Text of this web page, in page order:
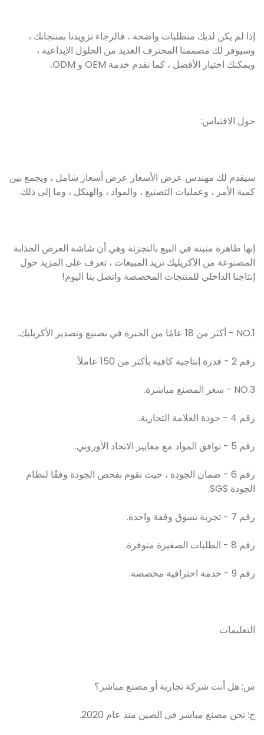
إذا لم يكن لديك متطلبات واضحة ، فالرجاء تزويدنا بمنتجاتك ،
وسيوفر لك مصممنا المحترف العديد من الحلول الإبداعية ،
ويمكنك اختيار الأفضل ، كما نقدم خدمة OEM و ODM.
حول الاقتباس:
سيقدم لك مهندس عرض الأسعار عرض أسعار شامل ، ويجمع بين
كمية الأمر ، وعمليات التصنيع ، والمواد ، والهيكل ، وما إلى ذلك.
إنها ظاهرة مثبتة في البيع بالتجزئة وهي أن شاشة العرض الجذابة
المصنوعة من الأكريليك تزيد المبيعات ، تعرف على المزيد حول
إنتاجنا الداخلي للمنتجات المخصصة واتصل بنا اليوم!
NO.1 - أكثر من 18 عامًا من الخبرة في تصنيع وتصدير الأكريليك.
رقم 2 - قدرة إنتاجية كافية بأكثر من 150 عاملاً.
NO.3 - سعر المصنع مباشرة.
رقم 4 - جودة العلامة التجارية.
رقم 5 - توافق المواد مع معايير الاتحاد الأوروبي.
رقم 6 - ضمان الجودة ، حيث نقوم بفحص الجودة وفقًا لنظام
الجودة SGS.
رقم 7 - تجربة تسوق وقفة واحدة.
رقم 8 - الطلبات الصغيرة متوفرة.
رقم 9 - خدمة احترافية مخصصة.
التعليمات
س: هل أنت شركة تجارية أو مصنع مباشر؟
ج: نحن مصنع مباشر في الصين منذ عام 2020.